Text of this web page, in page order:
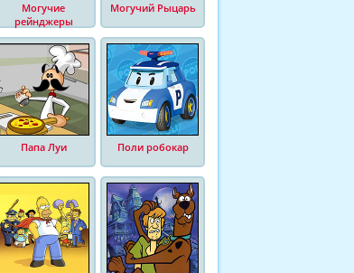
Могучие
рейнджеры
Могучий Рыцарь
Папа Луи Поли робокар